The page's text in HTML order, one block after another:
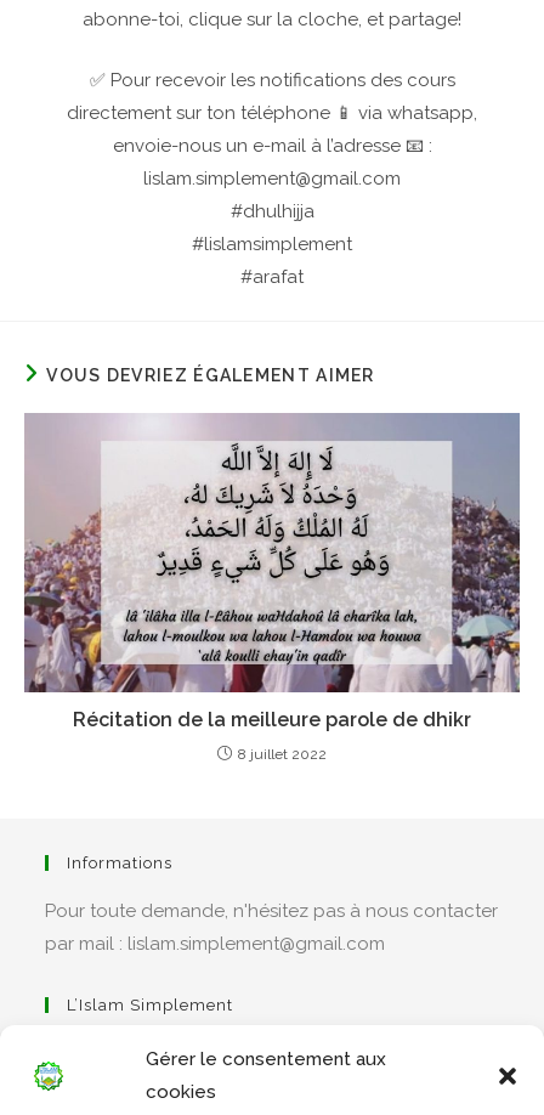
Gérer le consentement aux
cookies
abonne-toi, clique sur la cloche, et partage!
✅ Pour recevoir les notifications des cours
directement sur ton téléphone 📱 via whatsapp,
envoie-nous un e-mail à l’adresse 📧 :
lislam.simplement@gmail.com
#dhulhijja
#lislamsimplement
#arafat
VOUS DEVRIEZ ÉGALEMENT AIMER
Récitation de la meilleure parole de dhikr
8 juillet 2022
Informations
Pour toute demande, n'hésitez pas à nous contacter
par mail : lislam.simplement@gmail.com
L’Islam Simplement